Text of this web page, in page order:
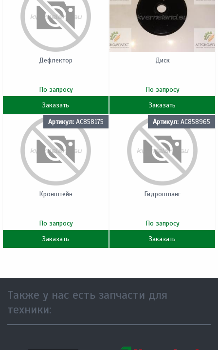
Дефлектор
По запросу
Заказать
Диск
По запросу
Заказать
Артикул: AC858175
Кронштейн
По запросу
Заказать
Артикул: AC858965
Гидрошланг
По запросу
Заказать
Также у нас есть запчасти для
техники: